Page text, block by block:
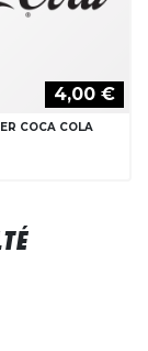
4,00 €
COCA COLA